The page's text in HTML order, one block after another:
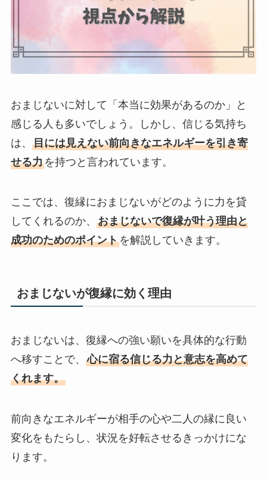
おまじないに対して「本当に効果があるのか」と
感じる人も多いでしょう。しかし、信じる気持ち
は、 目には見えない前向きなエネルギーを引き寄
せる力を持つと言われています。
ここでは、復縁におまじないがどのように力を貸
してくれるのか、 おまじないで復縁が叶う理由と
成功のためのポイントを解説していきます。
おまじないが復縁に効く理由
おまじないは、復縁への強い願いを具体的な行動
へ移すことで、 心に宿る信じる力と意志を高めて
くれます。
前向きなエネルギーが相手の心や二人の縁に良い
変化をもたらし、状況を好転させるきっかけにな
ります。